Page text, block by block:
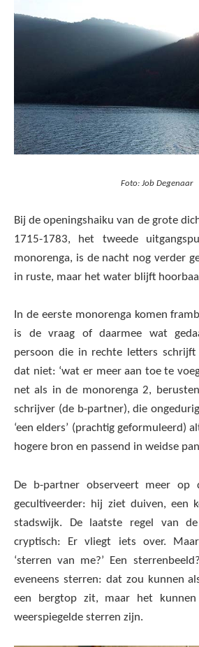
Foto: Job Degenaar
Bij de openingshaiku van de grote
1715-1783, het tweede
monorenga, is de nacht nog verder
in ruste, maar het water blijft
In de eerste monorenga komen
is de vraag of daarmee wat
persoon die in rechte letters
dat niet: ‘wat er meer aan toe te
net als in de monorenga 2,
schrijver (de b-partner), die
‘een elders’ (prachtig geformuleerd)
hogere bron en passend in weidse
De b-partner observeert meer
gecultiveerder: hij ziet duiven, een
stadswijk. De laatste regel van
cryptisch: Er vliegt iets over.
‘sterren van me?’ Een
eveneens sterren: dat zou kunnen
een bergtop zit, maar het
weerspiegelde sterren zijn.